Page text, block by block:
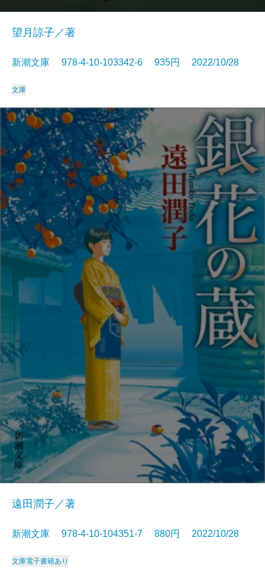
望月諒子／著
新潮文庫 978-4-10-103342-6 935円 2022/10/28
文庫
遠田潤子／著
新潮文庫 978-4-10-104351-7 880円 2022/10/28
文庫電子書籍あり